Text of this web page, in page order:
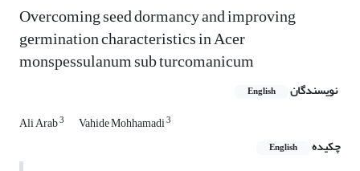
Overcoming seed dormancy and improving
germination characteristics in Acer
monspessulanum sub turcomanicum
نویسندگان English
Ali Arab3 Vahide Mohhamadi3
چکیده English